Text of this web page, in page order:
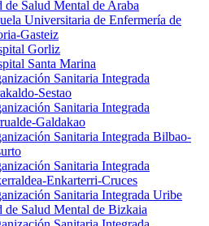
de Salud Mental de Araba
Universitaria de Enfermería de
Gasteiz
Gorliz
Santa Marina
Sanitaria Integrada
Sestao
Sanitaria Integrada
Galdakao
Sanitaria Integrada Bilbao-
Sanitaria Integrada
Enkarterri-Cruces
Sanitaria Integrada Uribe
de Salud Mental de Bizkaia